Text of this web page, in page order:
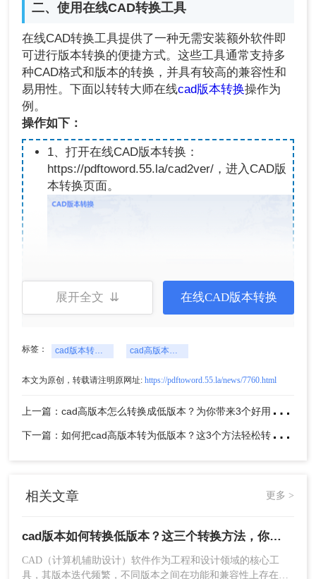
二、使用在线CAD转换工具
在线CAD转换工具提供了一种无需安装额外软件即
可进行版本转换的便捷方式。这些工具通常支持多
种CAD格式和版本的转换，并具有较高的兼容性和
易用性。下面以转转大师在线cad版本转换操作为
例。
操作如下：
1、打开在线CAD版本转换：
https://pdftoword.55.la/cad2ver/，进入CAD版
本转换页面。
3、文件上传后，设置一下输出格式，选择要
展开全文 ⇊ 在线CAD版本转换
标签： cad版本转换低版本 cad高版本转换低版本
本文为原创，转载请注明原网址: https://pdftoword.55.la/news/7760.html
上
一篇：cad高版本怎么转换成低版本？为你带来3个好用的方法！
下
一篇：如何把cad高版本转为低版本？这3个方法轻松转换cad图纸版本！
相关文章 更多 >
cad版本如何转换低版本？这三个转换方法，你一定要学会！
CAD（计算机辅助设计）软件作为工程和设计领域的核心工
具，其版本迭代频繁，不同版本之间在功能和兼容性上存在差